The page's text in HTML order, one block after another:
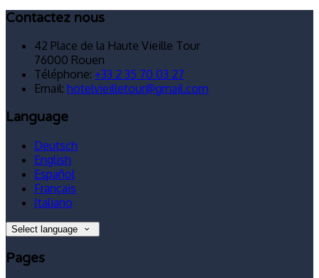
Contactez nous
42 Place de la Haute Vieille Tour
76000 Rouen
Téléphone: +33 2 35 70 03 27
Email: hotelvieilletour@gmail.com
Language
Deutsch
English
Español
Français
Italiano
Select language
Pages